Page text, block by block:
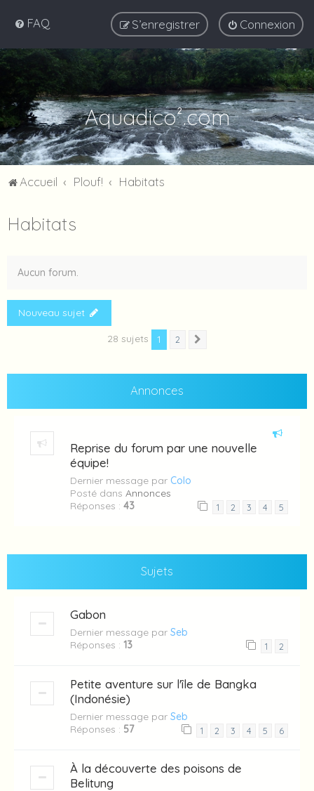
FAQ Connexion
S’enregistrer
Aquadico².com
Accueil Plouf! Habitats
Habitats
Aucun forum.
Nouveau sujet
28 sujets 1 2
Annonces
Reprise du forum par une nouvelle
équipe!
Dernier message par Colo
Posté dans Annonces
Réponses : 43 1 2 3 4 5
Sujets
Gabon
Dernier message par Seb
Réponses : 13 1 2
Petite aventure sur l'île de Bangka
(Indonésie)
Dernier message par Seb
Réponses : 57 1 2 3 4 5 6
À la découverte des poisons de
Belitung